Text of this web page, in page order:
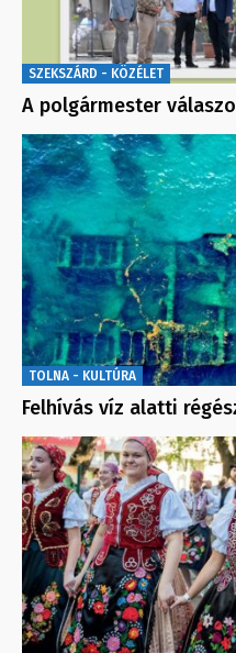
SZEKSZÁRD - KÖZÉLET
A polgármester
TOLNA - KULTÚRA
Felhívás víz alatti